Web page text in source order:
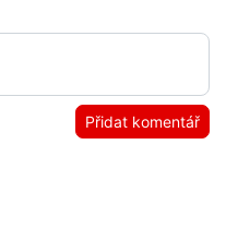
Přidat komentář